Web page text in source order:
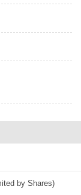
by Shares)